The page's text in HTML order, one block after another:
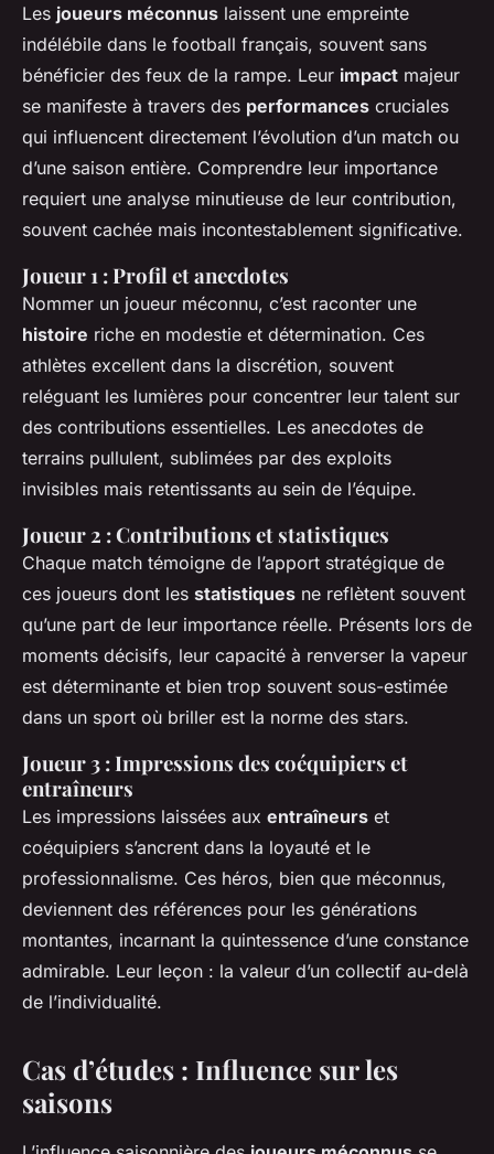
Les joueurs méconnus laissent une empreinte
indélébile dans le football français, souvent sans
bénéficier des feux de la rampe. Leur impact majeur
se manifeste à travers des performances cruciales
qui influencent directement l’évolution d’un match ou
d’une saison entière. Comprendre leur importance
requiert une analyse minutieuse de leur contribution,
souvent cachée mais incontestablement significative.
Joueur 1 : Profil et anecdotes
Nommer un joueur méconnu, c’est raconter une
histoire riche en modestie et détermination. Ces
athlètes excellent dans la discrétion, souvent
reléguant les lumières pour concentrer leur talent sur
des contributions essentielles. Les anecdotes de
terrains pullulent, sublimées par des exploits
invisibles mais retentissants au sein de l’équipe.
Joueur 2 : Contributions et statistiques
Chaque match témoigne de l’apport stratégique de
ces joueurs dont les statistiques ne reflètent souvent
qu’une part de leur importance réelle. Présents lors de
moments décisifs, leur capacité à renverser la vapeur
est déterminante et bien trop souvent sous-estimée
dans un sport où briller est la norme des stars.
Joueur 3 : Impressions des coéquipiers et
entraîneurs
Les impressions laissées aux entraîneurs et
coéquipiers s’ancrent dans la loyauté et le
professionnalisme. Ces héros, bien que méconnus,
deviennent des références pour les générations
montantes, incarnant la quintessence d’une constance
admirable. Leur leçon : la valeur d’un collectif au-delà
de l’individualité.
Cas d’études : Influence sur les
saisons